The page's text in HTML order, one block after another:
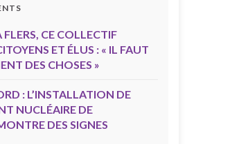
FLERS, CE COLLECTIF
ET ÉLUS : « IL FAUT
DES CHOSES »
: L’INSTALLATION DE
NUCLÉAIRE DE
DES SIGNES